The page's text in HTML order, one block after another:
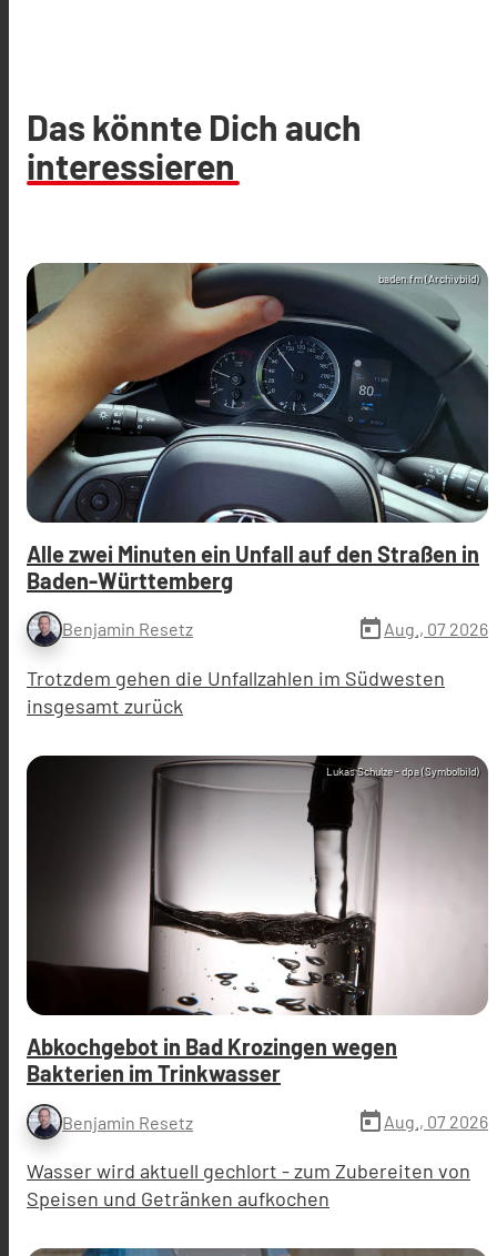
Das könnte Dich auch
interessieren
baden.fm (Archivbild)
Alle zwei Minuten ein Unfall auf den Straßen in
Baden-Württemberg
Benjamin Resetz today Aug., 07 2026
Trotzdem gehen die Unfallzahlen im Südwesten
insgesamt zurück
Lukas Schulze - dpa (Symbolbild)
Abkochgebot in Bad Krozingen wegen
Bakterien im Trinkwasser
Benjamin Resetz today Aug., 07 2026
Wasser wird aktuell gechlort - zum Zubereiten von
Speisen und Getränken aufkochen